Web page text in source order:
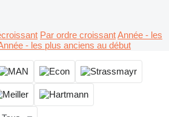
Par ordre croissantAnnée - les
- les plus anciens au début